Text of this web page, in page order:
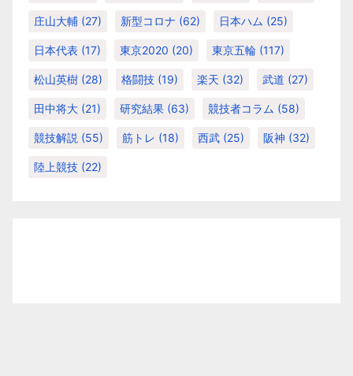
庄山大輔 (27) 新型コロナ (62) 日本ハム (25)
日本代表 (17) 東京2020 (20) 東京五輪 (117)
松山英樹 (28) 格闘技 (19) 楽天 (32) 武道 (27)
田中将大 (21) 研究結果 (63) 競技者コラム (58)
競技解説 (55) 筋トレ (18) 西武 (25) 阪神 (32)
陸上競技 (22)